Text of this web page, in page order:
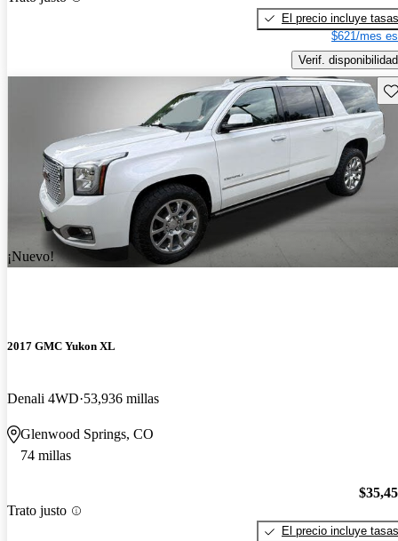
El precio incluye tasas
$621/mes
Verif. disponibilidad
¡Nuevo!
2017 GMC Yukon XL
Denali 4WD 53,936 millas
Glenwood Springs, CO
74 millas
Trato justo
El precio incluye tasas